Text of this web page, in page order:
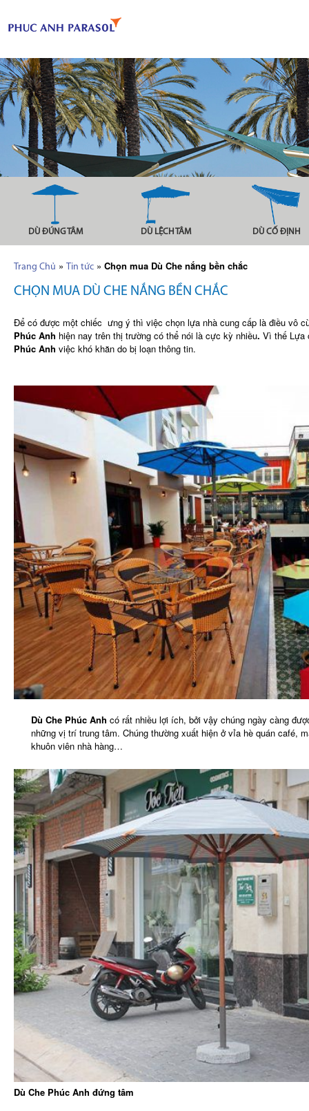
DÙ ĐÚNG TÂM DÙ LỆCH TÂM DÙ CỐ ĐỊNH
Trang Chủ » Tin tức » Chọn mua Dù Che nắng bền chắc
CHỌN MUA DÙ CHE NẮNG BỀN CHẮC
Để có được một chiếc ưng ý thì việc chọn lựa nhà cung cấp là điều vô
Phúc Anh hiện nay trên thị trường có thể nói là cực kỳ nhiều. Vì thế Lựa
Phúc Anh việc khó khăn do bị loạn thông tin.
Dù Che Phúc Anh có rất nhiều lợi ích, bởi vậy chúng ngày càng
những vị trí trung tâm. Chúng thường xuất hiện ở vỉa hè quán café,
khuôn viên nhà hàng…
Dù Che Phúc Anh đứng tâm